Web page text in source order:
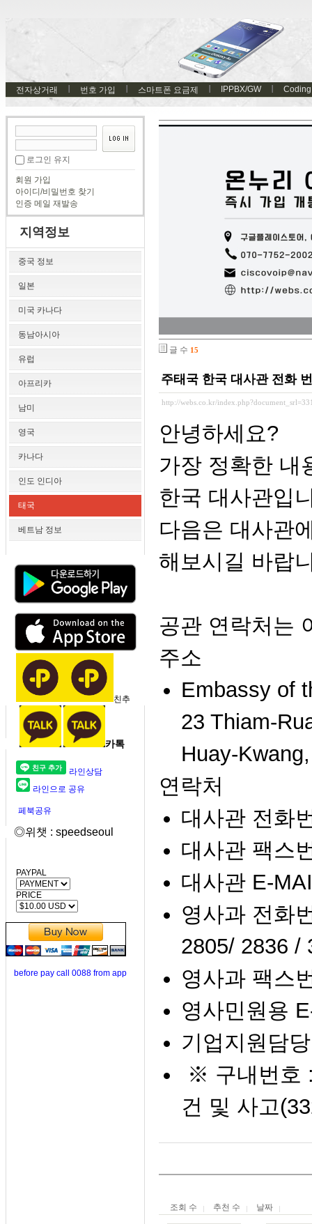
전자상거래 번호 가입 스마트폰 요금제 IPPBX/GW Coding
로그인 유지
회원 가입
아이디/비밀번호 찾기
인증 메일 재발송
지역정보
중국 정보
일본
미국 카나다
동남아시아
유럽
아프리카
남미
영국
카나다
인도 인디아
태국
베트남 정보
친추
카톡
라인상담
라인으로 공유
페북공유
◎위챗 : speedseoul
PAYPAL
PRICE
before pay call 0088 from app
글 수 15
주태국 한국 대사관 전화
http://webs.co.kr/
안녕하세요?
가장 정확한 내
한국 대사관입
다음은 대사관
해보시길 바랍
공관 연락처는
주소
Embassy of
23 Thiam-
Huay-
연락처
대사관 전화
대사관 팩스
대사관 E-
영사과 전화
2805/ 2836 /
영사과 팩스
영사민원용
기업지원담
※ 구내번호
건 및 사고
조회 수 추천 수 날짜